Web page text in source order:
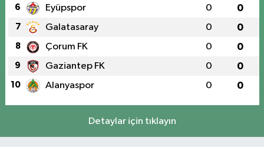
6 Eyüpspor 0 0
7 Galatasaray 0 0
8 Çorum FK 0 0
9 Gaziantep FK 0 0
10 Alanyaspor 0 0
Detaylar için tıklayın